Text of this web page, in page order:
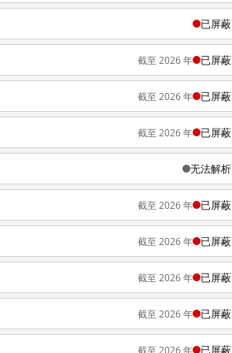
已屏蔽
截至 2026 年 已屏蔽
截至 2026 年 已屏蔽
截至 2026 年 已屏蔽
无法解析
截至 2026 年 已屏蔽
截至 2026 年 已屏蔽
截至 2026 年 已屏蔽
截至 2026 年 已屏蔽
截至 2026 年 已屏蔽